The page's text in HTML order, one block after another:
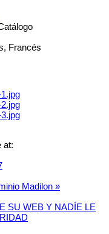
Francés
at:
Madilon »
SU WEB Y NADÍE LE